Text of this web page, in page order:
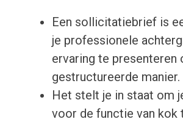
Een sollicitatiebrief is
je professionele
ervaring te presenteren
gestructureerde manier.
Het stelt je in staat om
voor de functie van kok